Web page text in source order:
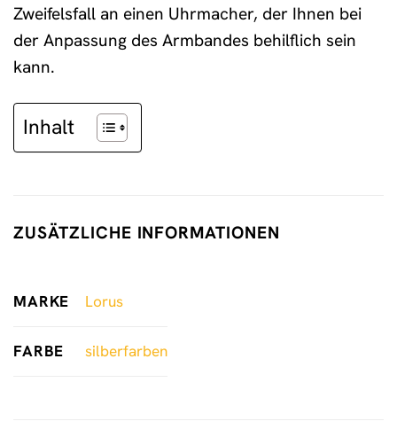
Zweifelsfall an einen Uhrmacher, der Ihnen bei
der Anpassung des Armbandes behilflich sein
kann.
Inhalt
ZUSÄTZLICHE INFORMATIONEN
MARKE Lorus
FARBE silberfarben